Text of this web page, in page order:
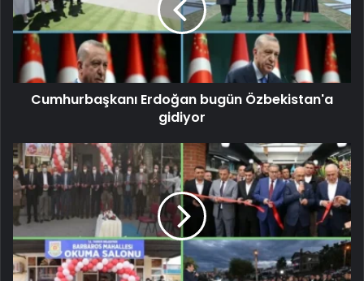
Cumhurbaşkanı Erdoğan bugün Özbekistan'a
gidiyor